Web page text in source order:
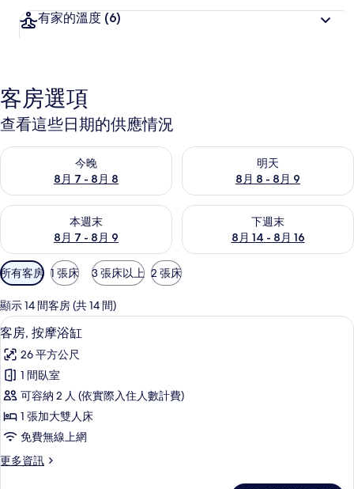
有家的溫度 (6)
客房選項
查看這些日期的供應情況
今晚
8月 7 - 8月 8
查看今晚 (8月 7 - 8月 8) 的供應情況
明天
8月 8 - 8月 9
查看明天 (8月 8 - 8月 9) 的供
本週末
8月 7 - 8月 9
查看本週末 (8月 7 - 8月 9) 的供應情況
下週末
8月 14 - 8月 16
查看下週末 (8月 14 - 8月 16)
可
用
的
客
房
篩
選
條
所有客房 1 張床 3 張床以上 2 張床
顯示 14 間客房 (共 14 間)
顯
示
客
房,
按
摩
缸
客房, 按摩浴缸 | 筆電工作空間、隔音
7
客房, 按摩浴缸
26 平方公尺
1 間臥室
可容納 2 人 (依實際入住人數計費)
1 張加大雙人床
免費無線上網
更多資訊
更